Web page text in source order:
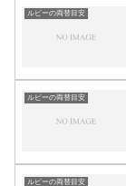
ルピーの両替目安
ルピーの両替目安
ルピーの両替目安